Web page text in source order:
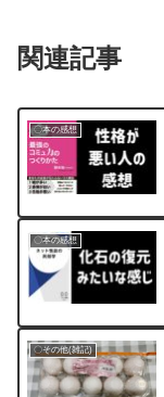
関連記事
〇本の感想
〇本の感想
〇その他(雑記)